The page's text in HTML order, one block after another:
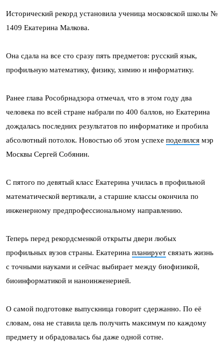
Исторический рекорд установила ученица московской школы №
1409 Екатерина Малкова.
Она сдала на все сто сразу пять предметов: русский язык,
профильную математику, физику, химию и информатику.
Ранее глава Рособрнадзора отмечал, что в этом году два
человека по всей стране набрали по 400 баллов, но Екатерина
дождалась последних результатов по информатике и пробила
абсолютный потолок. Новостью об этом успехе поделился мэр
Москвы Сергей Собянин.
С пятого по девятый класс Екатерина училась в профильной
математической вертикали, а старшие классы окончила по
инженерному предпрофессиональному направлению.
Теперь перед рекордсменкой открыты двери любых
профильных вузов страны. Екатерина планирует связать жизнь
с точными науками и сейчас выбирает между биофизикой,
биоинформатикой и наноинженерией.
О самой подготовке выпускница говорит сдержанно. По её
словам, она не ставила цель получить максимум по каждому
предмету и обрадовалась бы даже одной сотне.